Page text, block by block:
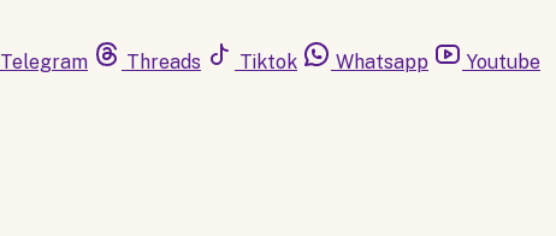
Telegram Threads Tiktok Whatsapp Youtube